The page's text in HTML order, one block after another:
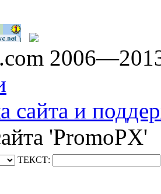
сайта и
'PromoPX'
ТЕКСТ: